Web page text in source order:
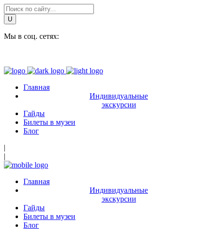
Мы в соц. сетях:
Главная
Индивидуальные
экскурсии
Гайды
Билеты в музеи
Блог
|
|
Главная
Индивидуальные
экскурсии
Гайды
Билеты в музеи
Блог